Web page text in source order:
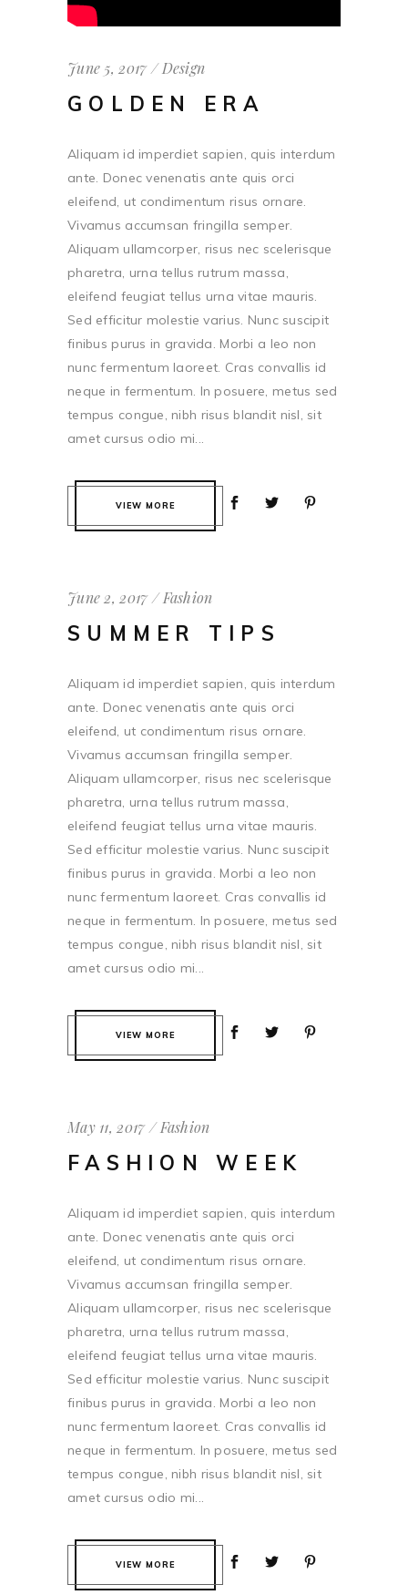
June 5, 2017 Design
GOLDEN ERA
Aliquam id imperdiet sapien, quis interdum
ante. Donec venenatis ante quis orci
eleifend, ut condimentum risus ornare.
Vivamus accumsan fringilla semper.
Aliquam ullamcorper, risus nec scelerisque
pharetra, urna tellus rutrum massa,
eleifend feugiat tellus urna vitae mauris.
Sed efficitur molestie varius. Nunc suscipit
finibus purus in gravida. Morbi a leo non
nunc fermentum laoreet. Cras convallis id
neque in fermentum. In posuere, metus sed
tempus congue, nibh risus blandit nisl, sit
amet cursus odio mi...
VIEW MORE
June 2, 2017 Fashion
SUMMER TIPS
Aliquam id imperdiet sapien, quis interdum
ante. Donec venenatis ante quis orci
eleifend, ut condimentum risus ornare.
Vivamus accumsan fringilla semper.
Aliquam ullamcorper, risus nec scelerisque
pharetra, urna tellus rutrum massa,
eleifend feugiat tellus urna vitae mauris.
Sed efficitur molestie varius. Nunc suscipit
finibus purus in gravida. Morbi a leo non
nunc fermentum laoreet. Cras convallis id
neque in fermentum. In posuere, metus sed
tempus congue, nibh risus blandit nisl, sit
amet cursus odio mi...
VIEW MORE
May 11, 2017 Fashion
FASHION WEEK
Aliquam id imperdiet sapien, quis interdum
ante. Donec venenatis ante quis orci
eleifend, ut condimentum risus ornare.
Vivamus accumsan fringilla semper.
Aliquam ullamcorper, risus nec scelerisque
pharetra, urna tellus rutrum massa,
eleifend feugiat tellus urna vitae mauris.
Sed efficitur molestie varius. Nunc suscipit
finibus purus in gravida. Morbi a leo non
nunc fermentum laoreet. Cras convallis id
neque in fermentum. In posuere, metus sed
tempus congue, nibh risus blandit nisl, sit
amet cursus odio mi...
VIEW MORE